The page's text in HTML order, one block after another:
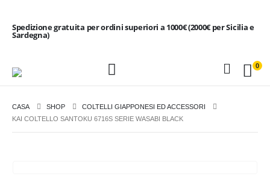
Spedizione gratuita per ordini superiori a 1000€ (2000€ per Sicilia e
Sardegna)
0
CASA SHOP
COLTELLI GIAPPONESI ED ACCESSORI
KAI COLTELLO SANTOKU 6716S SERIE WASABI BLACK